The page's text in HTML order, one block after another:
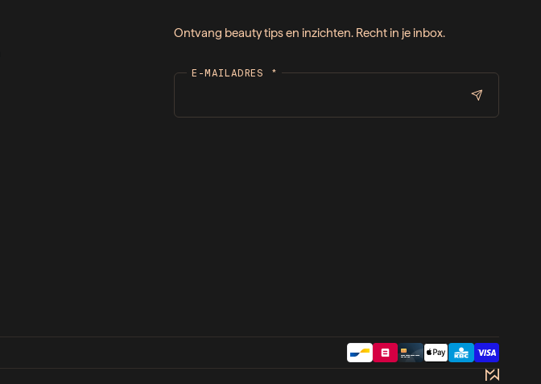
Ontvang beauty tips en inzichten. Recht in je inbox.
E-MAILADRES *